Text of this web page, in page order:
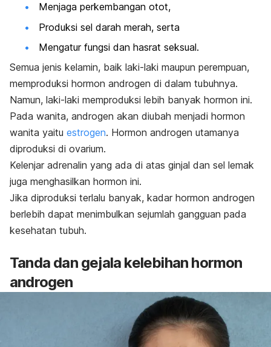
Menjaga perkembangan otot,
Produksi sel darah merah, serta
Mengatur fungsi dan hasrat seksual.
Semua jenis kelamin, baik laki-laki maupun perempuan,
memproduksi hormon androgen di dalam tubuhnya.
Namun, laki-laki memproduksi lebih banyak hormon ini.
Pada wanita, androgen akan diubah menjadi hormon
wanita yaitu estrogen. Hormon androgen utamanya
diproduksi di ovarium.
Kelenjar adrenalin yang ada di atas ginjal dan sel lemak
juga menghasilkan hormon ini.
Jika diproduksi terlalu banyak, kadar hormon androgen
berlebih dapat menimbulkan sejumlah gangguan pada
kesehatan tubuh.
Tanda dan gejala kelebihan hormon
androgen